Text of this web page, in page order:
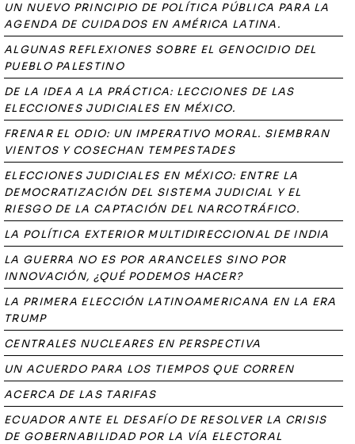
UN NUEVO PRINCIPIO DE POLÍTICA PÚBLICA PARA LA
AGENDA DE CUIDADOS EN AMÉRICA LATINA.
ALGUNAS REFLEXIONES SOBRE EL GENOCIDIO DEL
PUEBLO PALESTINO
DE LA IDEA A LA PRÁCTICA: LECCIONES DE LAS
ELECCIONES JUDICIALES EN MÉXICO.
FRENAR EL ODIO: UN IMPERATIVO MORAL. SIEMBRAN
VIENTOS Y COSECHAN TEMPESTADES
ELECCIONES JUDICIALES EN MÉXICO: ENTRE LA
DEMOCRATIZACIÓN DEL SISTEMA JUDICIAL Y EL
RIESGO DE LA CAPTACIÓN DEL NARCOTRÁFICO.
LA POLÍTICA EXTERIOR MULTIDIRECCIONAL DE INDIA
LA GUERRA NO ES POR ARANCELES SINO POR
INNOVACIÓN, ¿QUÉ PODEMOS HACER?
LA PRIMERA ELECCIÓN LATINOAMERICANA EN LA ERA
TRUMP
CENTRALES NUCLEARES EN PERSPECTIVA
UN ACUERDO PARA LOS TIEMPOS QUE CORREN
ACERCA DE LAS TARIFAS
ECUADOR ANTE EL DESAFÍO DE RESOLVER LA CRISIS
DE GOBERNABILIDAD POR LA VÍA ELECTORAL